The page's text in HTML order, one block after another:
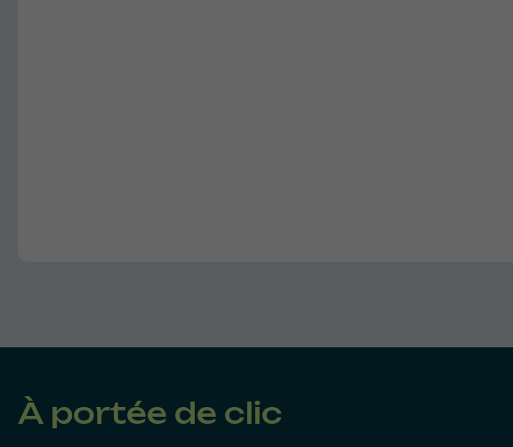
À portée de clic